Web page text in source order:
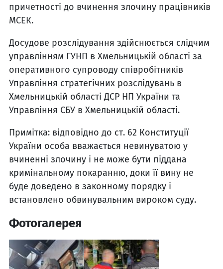
причетності до вчинення злочину працівників
МСЕК.
Досудове розслідування здійснюється слідчим
управлінням ГУНП в Хмельницькій області за
оперативного супроводу співробітників
Управління стратегічних розслідувань в
Хмельницькій області ДСР НП України та
Управління СБУ в Хмельницькій області.
Примітка: відповідно до ст. 62 Конституції
України особа вважається невинуватою у
вчиненні злочину і не може бути піддана
кримінальному покаранню, доки її вину не
буде доведено в законному порядку і
встановлено обвинувальним вироком суду.
Фотогалерея